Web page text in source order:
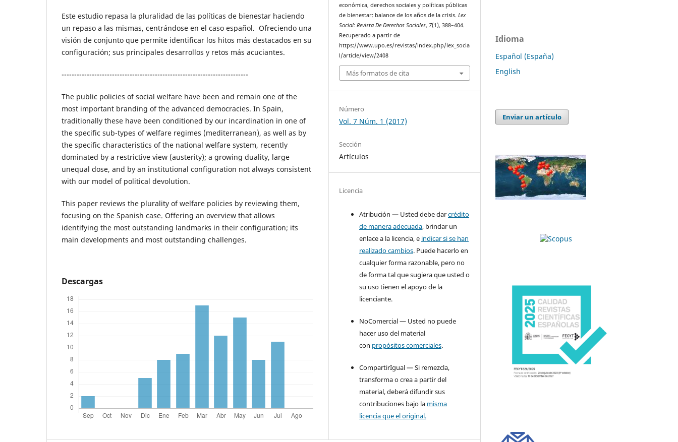
Este estudio repasa la pluralidad de las políticas de bienestar haciendo
un repaso a las mismas, centrándose en el caso español. Ofreciendo una
visión de conjunto que permite identificar los hitos más destacados en su
configuración; sus principales desarrollos y retos más acuciantes.
--------------------------------------------------------------------------
The public policies of social welfare have been and remain one of the
most important branding of the advanced democracies. In Spain,
traditionally these have been conditioned by our incardination in one of
the specific sub-types of welfare regimes (mediterranean), as well as by
the specific characteristics of the national welfare system, recently
dominated by a restrictive view (austerity); a growing duality, large
unequal dose, and by an institutional configuration not always consistent
with our model of political devolution.
This paper reviews the plurality of welfare policies by reviewing them,
focusing on the Spanish case. Offering an overview that allows
identifying the most outstanding landmarks in their configuration; its
main developments and most outstanding challenges.
Descargas
económica, derechos sociales y políticas públicas
de bienestar: balance de los años de la crisis.Lex
Social: Revista De Derechos Sociales, 7(1), 388–404.
Recuperado a partir de
https://www.upo.es/revistas/index.php/lex_socia
l/article/view/2408
Más formatos de cita
Número
Vol. 7 Núm. 1 (2017)
Sección
Artículos
Licencia
Atribución — Usted debe darcrédito
de manera adecuada, brindar un
enlace a la licencia, e indicar si se han
realizado cambios. Puede hacerlo en
cualquier forma razonable, pero no
de forma tal que sugiera que usted o
su uso tienen el apoyo de la
licenciante.
NoComercial — Usted no puede
hacer uso del material
con propósitos comerciales.
CompartirIgual — Si remezcla,
transforma o crea a partir del
material, deberá difundir sus
contribuciones bajo la misma
licencia que el original.
Idioma
Español (España)
English
Enviar un artículo